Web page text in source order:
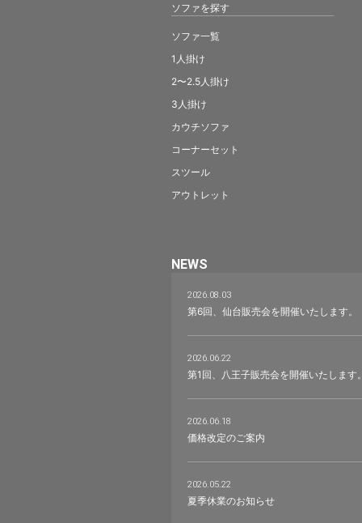
ソファを探す
ソファ一覧
1人掛け
2〜2.5人掛け
3人掛け
カウチソファ
コーナーセット
スツール
アウトレット
NEWS
2026.08.03
第6回、仙台販売会を開催いたします。
2026.06.22
第1回、八王子販売会を開催いたします。
2026.06.18
価格改定のご案内
2026.05.22
夏季休業のお知らせ